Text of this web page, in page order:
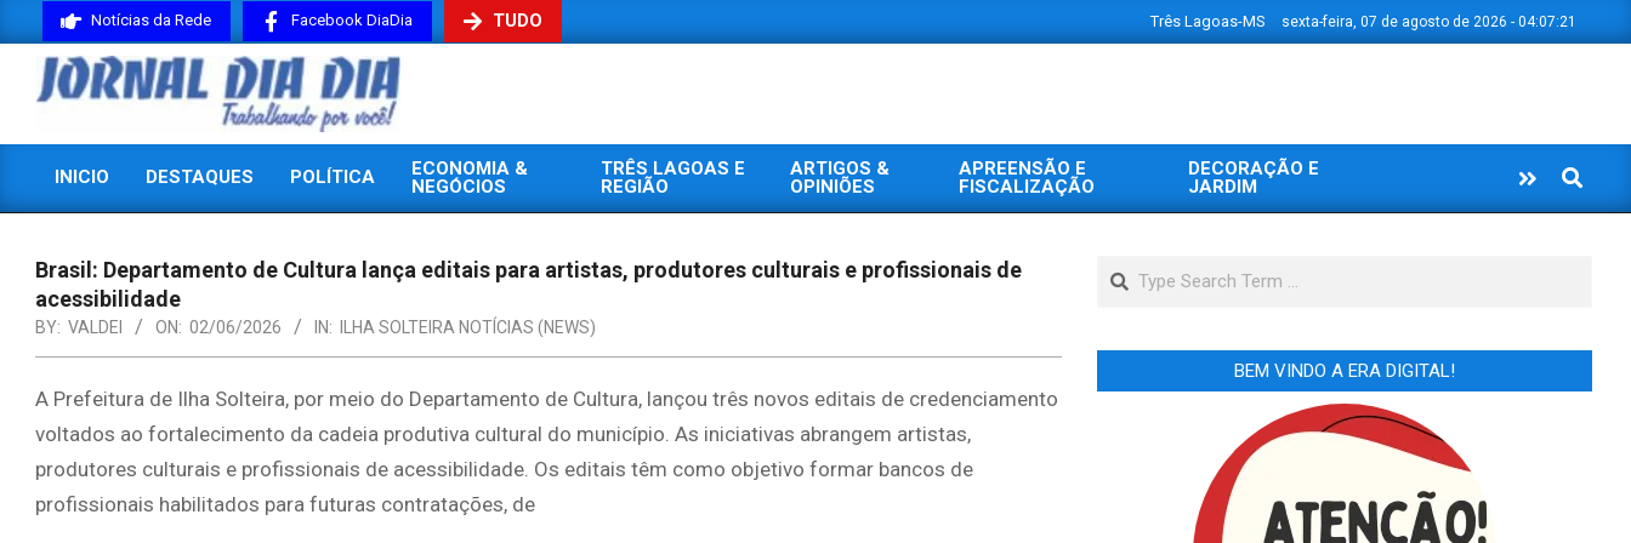
to
content
Notícias da Rede Facebook DiaDia TUDO Três Lagoas-MS sexta-feira, 07 de agosto de 2026 - 04:07:21
JORNAL
DIADIA
INICIO DESTAQUES POLÍTICA
ECONOMIA &
NEGÓCIOS
TRÊS LAGOAS E
REGIÃO
ARTIGOS &
OPINIÕES
APREENSÃO E
FISCALIZAÇÃO
DECORAÇÃO E
JARDIM
Search
Brasil: Departamento de Cultura lança editais para artistas, produtores culturais e profissionais de
acessibilidade
BY: VALDEI ON: 02/06/2026 IN: ILHA SOLTEIRA NOTÍCIAS (NEWS)
A Prefeitura de Ilha Solteira, por meio do Departamento de Cultura, lançou três novos editais de credenciamento
voltados ao fortalecimento da cadeia produtiva cultural do município. As iniciativas abrangem artistas,
produtores culturais e profissionais de acessibilidade. Os editais têm como objetivo formar bancos de
profissionais habilitados para futuras contratações, de
Search
BEM VINDO A ERA DIGITAL!